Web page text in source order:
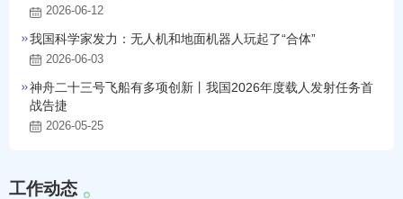
2026-06-12
我国科学家发力：无人机和地面机器人玩起了“合体”
2026-06-03
神舟二十三号飞船有多项创新丨我国2026年度载人发射任务首
战告捷
2026-05-25
工作动态